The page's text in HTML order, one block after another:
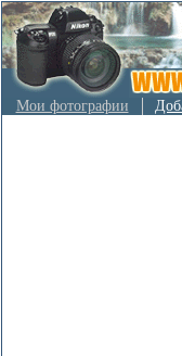
Мои фотографии